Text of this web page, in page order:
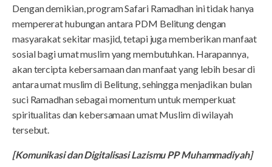
Dengan demikian, program Safari Ramadhan ini tidak hanya
mempererat hubungan antara PDM Belitung dengan
masyarakat sekitar masjid, tetapi juga memberikan manfaat
sosial bagi umat muslim yang membutuhkan. Harapannya,
akan tercipta kebersamaan dan manfaat yang lebih besar di
antara umat muslim di Belitung, sehingga menjadikan bulan
suci Ramadhan sebagai momentum untuk memperkuat
spiritualitas dan kebersamaan umat Muslim di wilayah
tersebut.
[Komunikasi dan Digitalisasi Lazismu PP Muhammadiyah]